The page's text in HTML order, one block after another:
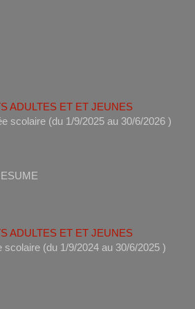
ADULTES ET ET JEUNES
scolaire (du 1/9/2025 au 30/
à 75015 Paris
ADULTES ET ET JEUNES
scolaire (du 1/9/2024 au 30/